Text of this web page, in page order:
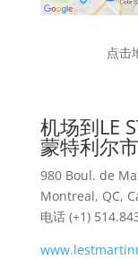
点击
机场到LE
蒙特利尔
980 Boul. de
Montreal, QC,
电话 (+1)